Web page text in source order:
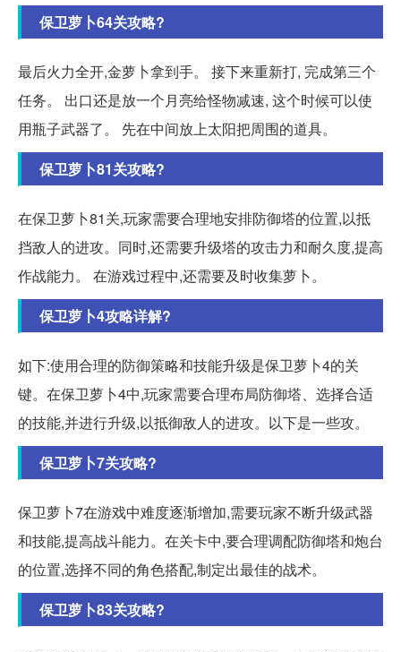
保卫萝卜64关攻略?
最后火力全开,金萝卜拿到手。 接下来重新打, 完成第三个
任务。 出口还是放一个月亮给怪物减速, 这个时候可以使
用瓶子武器了。 先在中间放上太阳把周围的道具。
保卫萝卜81关攻略?
在保卫萝卜81关,玩家需要合理地安排防御塔的位置,以抵
挡敌人的进攻。同时,还需要升级塔的攻击力和耐久度,提高
作战能力。 在游戏过程中,还需要及时收集萝卜。
保卫萝卜4攻略详解?
如下:使用合理的防御策略和技能升级是保卫萝卜4的关
键。在保卫萝卜4中,玩家需要合理布局防御塔、选择合适
的技能,并进行升级,以抵御敌人的进攻。以下是一些攻。
保卫萝卜7关攻略?
保卫萝卜7在游戏中难度逐渐增加,需要玩家不断升级武器
和技能,提高战斗能力。在关卡中,要合理调配防御塔和炮台
的位置,选择不同的角色搭配,制定出最佳的战术。
保卫萝卜83关攻略?